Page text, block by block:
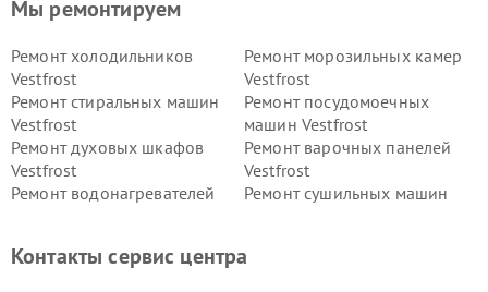
Мы ремонтируем
Ремонт холодильников
Vestfrost
Ремонт морозильных камер
Vestfrost
Ремонт стиральных машин
Vestfrost
Ремонт посудомоечных
машин Vestfrost
Ремонт духовых шкафов
Vestfrost
Ремонт варочных панелей
Vestfrost
Ремонт водонагревателей
Ремонт сушильных машин
Vestfrost
Контакты сервис центра